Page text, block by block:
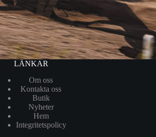
LÄNKAR
Om oss
Kontakta oss
Butik
Nyheter
Hem
Integritetspolicy